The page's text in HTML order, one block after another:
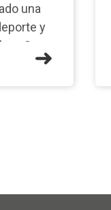
una
y
San
y